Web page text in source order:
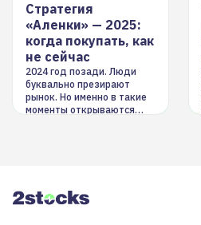
Стратегия
«Аленки» — 2025:
когда покупать, как
не сейчас
2024 год позади. Люди
буквально презирают
рынок. Но именно в такие
моменты открываются